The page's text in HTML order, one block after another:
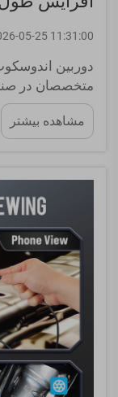
05-25 11:31:00
دوربین
متخصصان در
اقدامات
می‌شود. طول
به‌طور مستقیم
مشاهده بیشتر